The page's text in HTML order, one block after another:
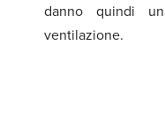
danno quindi
ventilazione.